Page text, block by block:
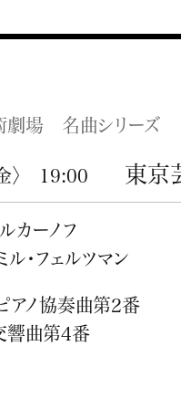
劇場 名曲シリーズ
金〉 19:00 東京
カーノフ
ル・フェルツマン
アノ協奏曲第2番
響曲第4番